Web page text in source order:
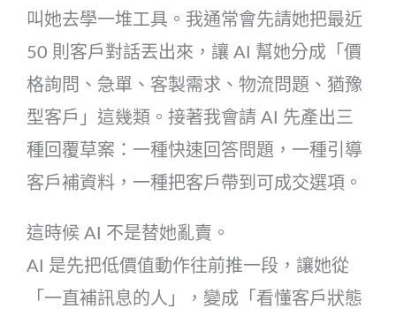
叫她去學一堆工具。我通常會先請她把最近
50 則客戶對話丟出來，讓 AI 幫她分成「價
格詢問、急單、客製需求、物流問題、猶豫
型客戶」這幾類。接著我會請 AI 先產出三
種回覆草案：一種快速回答問題，一種引導
客戶補資料，一種把客戶帶到可成交選項。
這時候 AI 不是替她亂賣。
AI 是先把低價值動作往前推一段，讓她從
「一直補訊息的人」，變成「看懂客戶狀態